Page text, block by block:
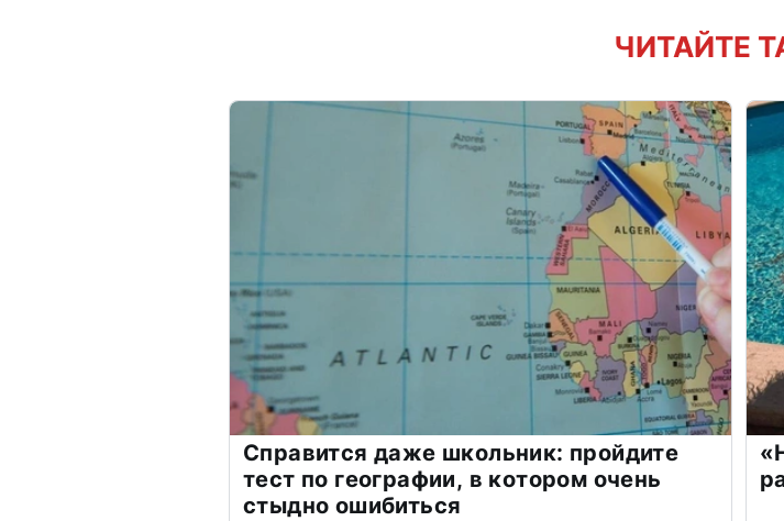
ЧИТАЙТЕ
Справится даже школьник: пройдите
тест по географии, в котором очень
стыдно ошибиться